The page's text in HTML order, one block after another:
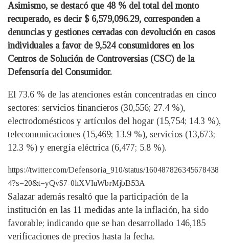
Asimismo, se destacó que 48 % del total del monto
recuperado, es decir $ 6,579,096.29, corresponden a
denuncias y gestiones cerradas con devolución en casos
individuales a favor de 9,524 consumidores en los
Centros de Solución de Controversias (CSC) de la
Defensoría del Consumidor.
El 73.6 % de las atenciones están concentradas en cinco
sectores: servicios financieros (30,556; 27.4 %),
electrodomésticos y artículos del hogar (15,754; 14.3 %),
telecomunicaciones (15,469; 13.9 %), servicios (13,673;
12.3 %) y energía eléctrica (6,477; 5.8 %).
https://twitter.com/Defensoria_910/status/160487826345678438
4?s=20&t=yQvS7-0hXVIuWbrMjbB53A
Salazar además resaltó que la participación de la
institución en las 11 medidas ante la inflación, ha sido
favorable; indicando que se han desarrollado 146,185
verificaciones de precios hasta la fecha.